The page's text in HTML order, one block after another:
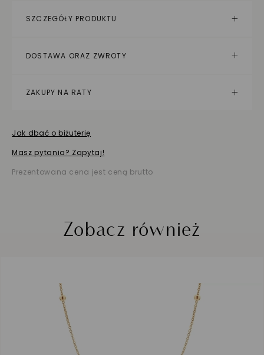
SZCZEGÓŁY PRODUKTU
DOSTAWA ORAZ ZWROTY
ZAKUPY NA RATY
Jak dbać o biżuterię
Masz pytania? Zapytaj!
Prezentowana cena jest ceną brutto
Zobacz również